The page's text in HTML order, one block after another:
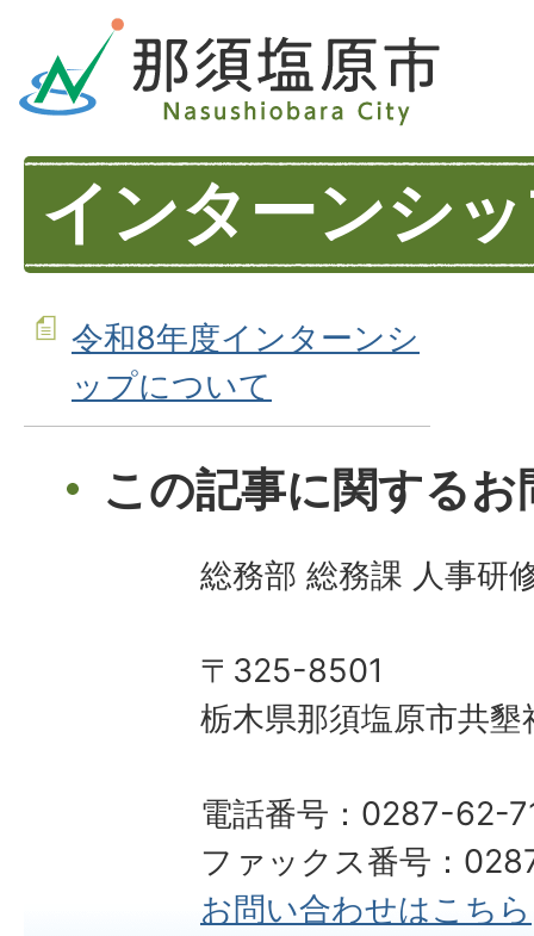
インターンシ
令和8年度インターンシ
ップについて
この記事に関する
総務部 総務課 人事研
〒325-8501
栃木県那須塩原市共
電話番号：0287-62-
ファックス番号：
お問い合わせはこちら